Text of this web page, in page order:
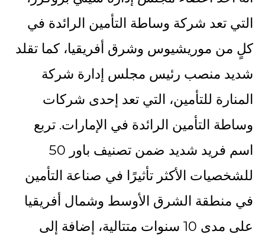
التي تعد شركة وساطة التأمين الرائدة في
كلٍ من موريشيوس وشرق أفريقيا، كما تقلد
شديد منصب رئيس مجلس إدارة شركة
المنارة للتأمين، التي تعد إحدى شركات
وساطة التأمين الرائدة في الإمارات. تربع
اسم فريد شديد ضمن تصنيف باور 50
للشخصيات الأكثر تأثيرًا في صناعة التأمين
في منطقة الشرق الأوسط وشمال أفريقيا
على مدى 10 سنوات متتالية، إضافة إلى